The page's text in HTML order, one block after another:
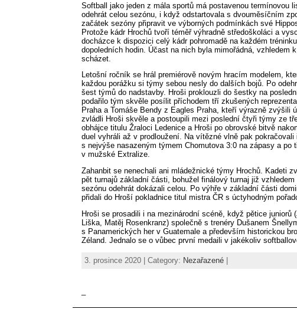
Softball jako jeden z mála sportů má postavenou termínovou
odehrát celou sezónu, i když odstartovala s dvouměsíčním
začátek sezóny připravit ve výborných podmínkách své
Protože kádr Hrochů tvoří téměř výhradně středoškoláci a
docházce k dispozici celý kádr pohromadě na každém
dopoledních hodin. Účast na nich byla mimořádná, vzhledem
scházet.
Letošní ročník se hrál premiérově novým hracím modelem,
každou porážku si týmy sebou nesly do dalších bojů. Po
šest týmů do nadstavby. Hroši proklouzli do šestky na
podařilo tým skvěle posílit příchodem tří zkušených
Praha a Tomáše Bendy z Eagles Praha, kteří výrazně zvýšili
zvládli Hroši skvěle a postoupili mezi poslední čtyři týmy ze
obhájce titulu Žraloci Ledenice a Hroši po obrovské bitvě
duel vyhráli až v prodloužení. Na vítězné vlně pak
s nejvýše nasazeným týmem Chomutova 3:0 na zápasy a
v mužské Extralize.
Zahanbit se nenechali ani mládežnické týmy Hrochů. Kadeti
pět turnajů základní části, bohužel finálový turnaj již
sezónu odehrát dokázali celou. Po výhře v základní části
přidali do Hroší pokladnice titul mistra ČR s úctyhodným
Hroši se prosadili i na mezinárodní scéně, když pětice juniorů
Liška, Matěj Rosenkranz) společně s trenéry Dušanem
s Panamerických her v Guatemale a především historickou
Zéland. Jednalo se o vůbec první medaili v jakékoliv
3. prosince 2020 | Category: Nezařazené